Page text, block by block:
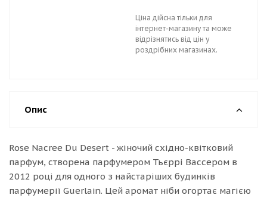
Ціна дійсна тільки для
інтернет-магазину та може
відрізнятись від цін у
роздрібних магазинах.
Опис
Rose Nacree Du Desert - жіночий східно-квітковий
парфум, створена парфумером Тьєррі Вассером в
2012 році для одного з найстаріших будинків
парфумерії Guerlain. Цей аромат ніби огортає магією